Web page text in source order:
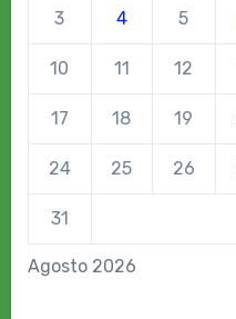
Agosto 2026
3 4 5
10 11 12
17 18 19
24 25 26
31